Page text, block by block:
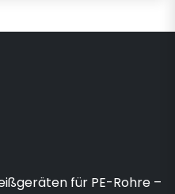
für PE-Rohre –